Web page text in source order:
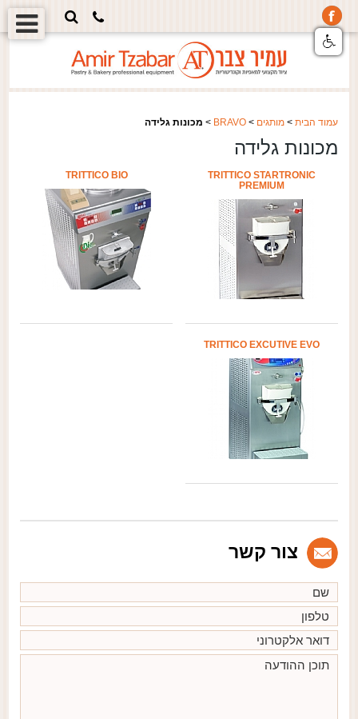
עמוד הבית> מותגים >
BRAVO
> מכונות גלידה
מכונות גלידה
TRITTICO STARTRONIC
PREMIUM
TRITTICO BIO
TRITTICO EXCUTIVE EVO
צור קשר